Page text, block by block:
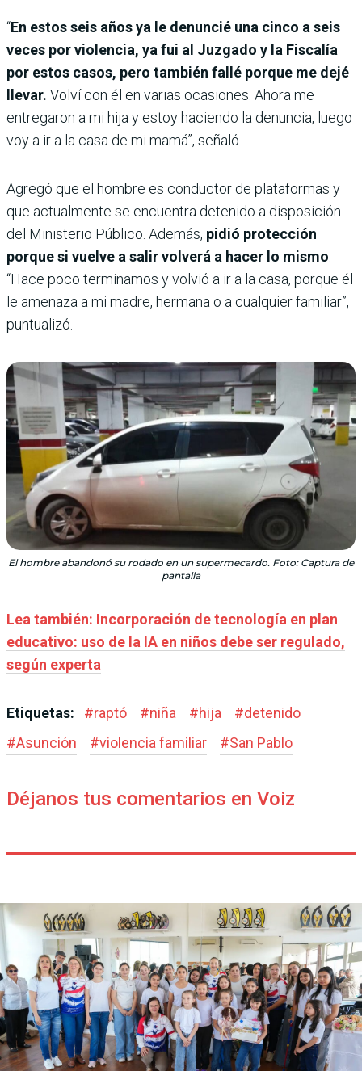
“En estos seis años ya le denuncié una cinco a seis
veces por violencia, ya fui al Juzgado y la Fiscalía
por estos casos, pero también fallé porque me dejé
llevar. Volví con él en varias ocasiones. Ahora me
entregaron a mi hija y estoy haciendo la denuncia, luego
voy a ir a la casa de mi mamá”, señaló.
Agregó que el hombre es conductor de plataformas y
que actualmente se encuentra detenido a disposición
del Ministerio Público. Además, pidió protección
porque si vuelve a salir volverá a hacer lo mismo.
“Hace poco terminamos y volvió a ir a la casa, porque él
le amenaza a mi madre, hermana o a cualquier familiar”,
puntualizó.
El hombre abandonó su rodado en un supermecardo. Foto: Captura de
pantalla
Lea también: Incorporación de tecnología en plan
educativo: uso de la IA en niños debe ser regulado,
según experta
Etiquetas: #raptó #niña #hija #detenido
#Asunción #violencia familiar #San Pablo
Déjanos tus comentarios en Voiz